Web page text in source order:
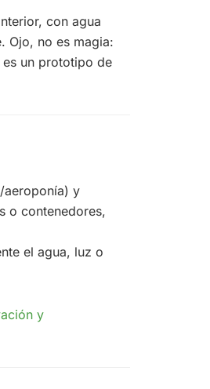
con agua
Ojo, no es magia:
es un prototipo de
aeroponía) y
o contenedores,
el agua, luz o
y